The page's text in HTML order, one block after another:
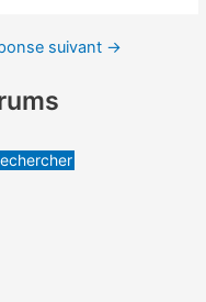
suivant →